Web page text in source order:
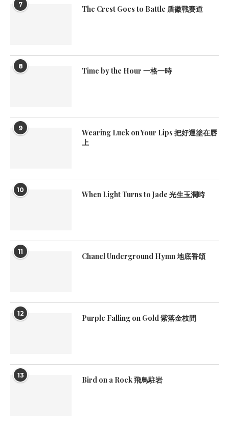
7 The Crest Goes to Battle 盾徽戰賽道
8 Time by the Hour 一格一時
9
Wearing Luck on Your Lips 把好運塗在唇
上
10 When Light Turns to Jade 光生玉潤時
11 Chanel Underground Hymn 地底香頌
12 Purple Falling on Gold 紫落金枝間
13 Bird on a Rock 飛鳥駐岩